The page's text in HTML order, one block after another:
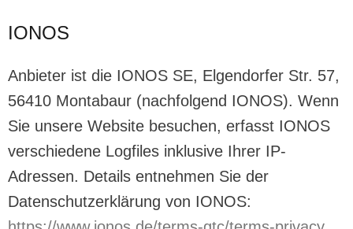
IONOS
Anbieter ist die IONOS SE, Elgendorfer Str. 57,
56410 Montabaur (nachfolgend IONOS). Wenn
Sie unsere Website besuchen, erfasst IONOS
verschiedene Logfiles inklusive Ihrer IP-
Adressen. Details entnehmen Sie der
Datenschutzerklärung von IONOS: